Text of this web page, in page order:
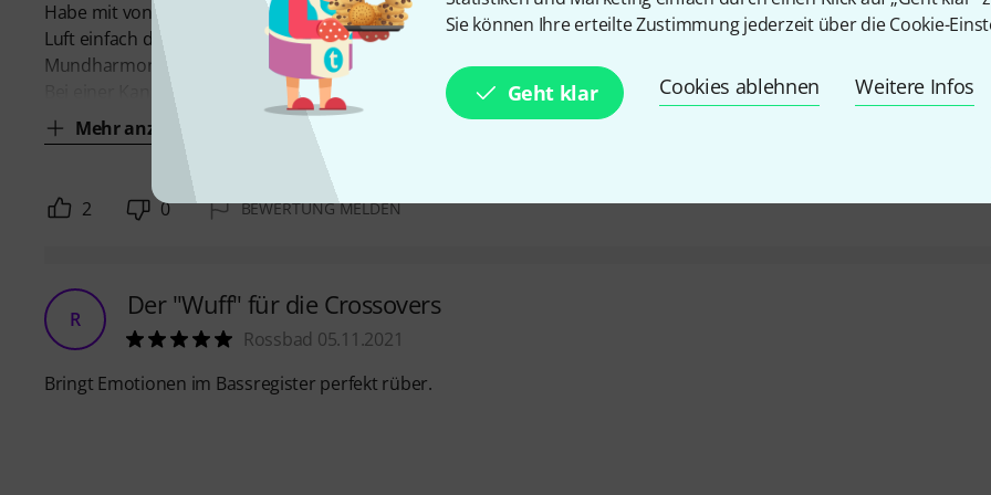
Sie können Ihre erteilte Zustimmung jederzeit über die Cookie-
Geht klar Cookies ablehnen Weitere Infos
Habe mit von dieser Diatonischen mehr erwartet, die tiefen Töne sind sehr schwach und man hat das Gefühl das
Luft einfach durchgeht. Im mittleren und hohen Tonbereich ist sie nicht besser oder schlechter wie andere
Mundharmonikas auch.
Bei einer Kanzelle kam leider kein Ton raus und auch nach 2x retour schicken kommt nur ein schwacher Klang aus dem
Mehr anzeigen
2 0 BEWERTUNG MELDEN
R Der "Wuff" für die Crossovers
Rossbad 05.11.2021
Bringt Emotionen im Bassregister perfekt rüber.